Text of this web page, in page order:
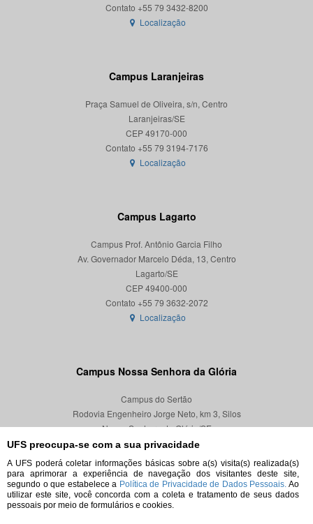
UFS preocupa-se com a sua privacidade
A UFS poderá coletar informações básicas sobre a(s) visita(s) realizada(s)
para aprimorar a experiência de navegação dos visitantes deste site,
segundo o que estabelece a Política de Privacidade de Dados Pessoais. Ao
utilizar este site, você concorda com a coleta e tratamento de seus dados
pessoais por meio de formulários e cookies.
Localização
Campus Laranjeiras
Praça Samuel de Oliveira, s/n, Centro
Laranjeiras/SE
CEP 49170-000
Localização
Campus Lagarto
Campus Prof. Antônio Garcia Filho
Av. Governador Marcelo Déda, 13, Centro
Lagarto/SE
CEP 49400-000
Localização
Campus Nossa Senhora da Glória
Campus do Sertão
Rodovia Engenheiro Jorge Neto, km 3, Silos
Nossa Senhora da Glória/SE
CEP 49680-000
Localização